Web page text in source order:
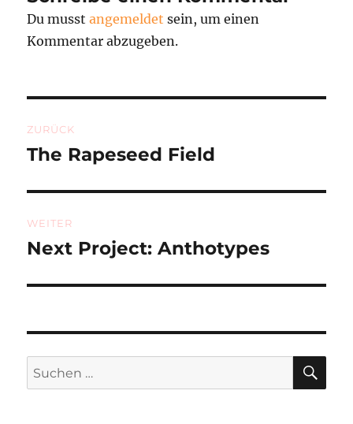
Du musstangemeldet sein, um einen
Kommentar abzugeben.
ZURÜCK
Vorheriger
The Rapeseed Field
WEITER
Nächster
Next Project: Anthotypes
Suchen
nach: